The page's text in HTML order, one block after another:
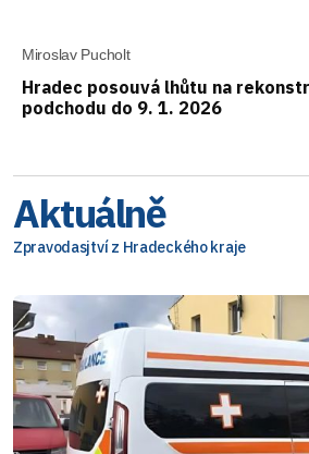
Miroslav Pucholt
Hradec posouvá lhůtu na
podchodu do 9. 1. 2026
Aktuálně
Zpravodasjtví z Hradeckého kraje